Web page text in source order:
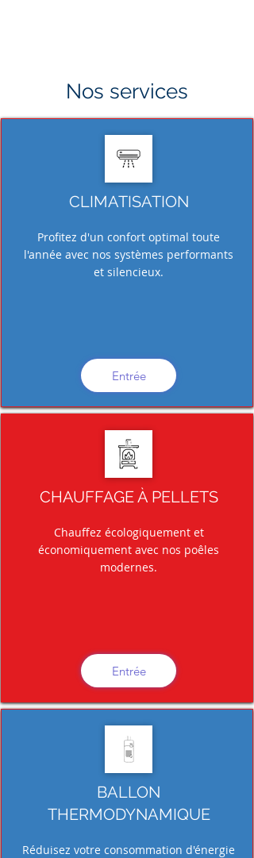
Nos services
CLIMATISATION
Profitez d'un confort optimal toute
l'année avec nos systèmes performants
et silencieux.
Entrée
CHAUFFAGE À PELLETS
Chauffez écologiquement et
économiquement avec nos poêles
modernes.
Entrée
BALLON
THERMODYNAMIQUE
Réduisez votre consommation d'énergie